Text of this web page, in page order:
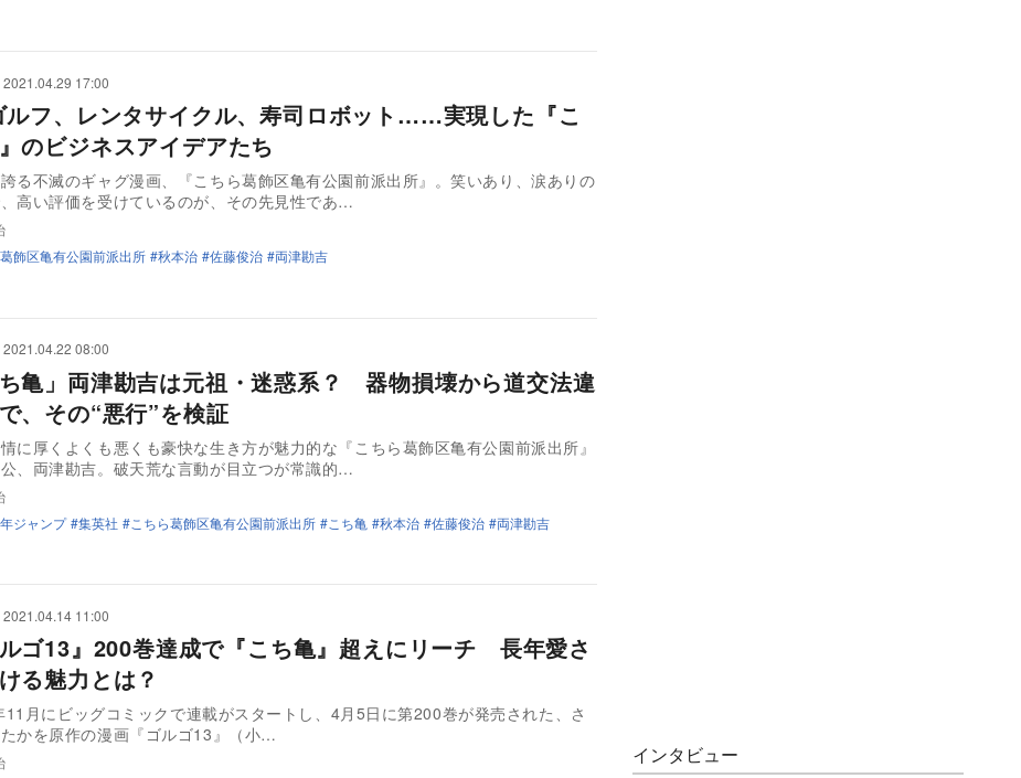
2021.04.29 17:00
ルフ、レンタサイクル、寿司ロボット……実現した『こ
のビジネスアイデアたち
る不滅のギャグ漫画、『こちら葛飾区亀有公園前派出所』。笑いあり、涙ありの
高い評価を受けているのが、その先見性であ…
飾区亀有公園前派出所
秋本治 佐藤俊治 両津勘吉
2021.04.22 08:00
ち亀」両津勘吉は元祖・迷惑系？ 器物損壊から道交法違
、その“悪行”を検証
に厚くよくも悪くも豪快な生き方が魅力的な『こちら葛飾区亀有公園前派出所』
、両津勘吉。破天荒な言動が目立つが常識的…
ジャンプ
集英社 こちら葛飾区亀有公園前派出所 こち亀 秋本治 佐藤俊治 両津勘吉
2021.04.14 11:00
ルゴ13』200巻達成で『こち亀』超えにリーチ 長年愛さ
る魅力とは？
11月にビッグコミックで連載がスタートし、4月5日に第200巻が発売された、さ
かを原作の漫画『ゴルゴ13』（小…
インタビュー